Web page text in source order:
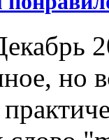
но